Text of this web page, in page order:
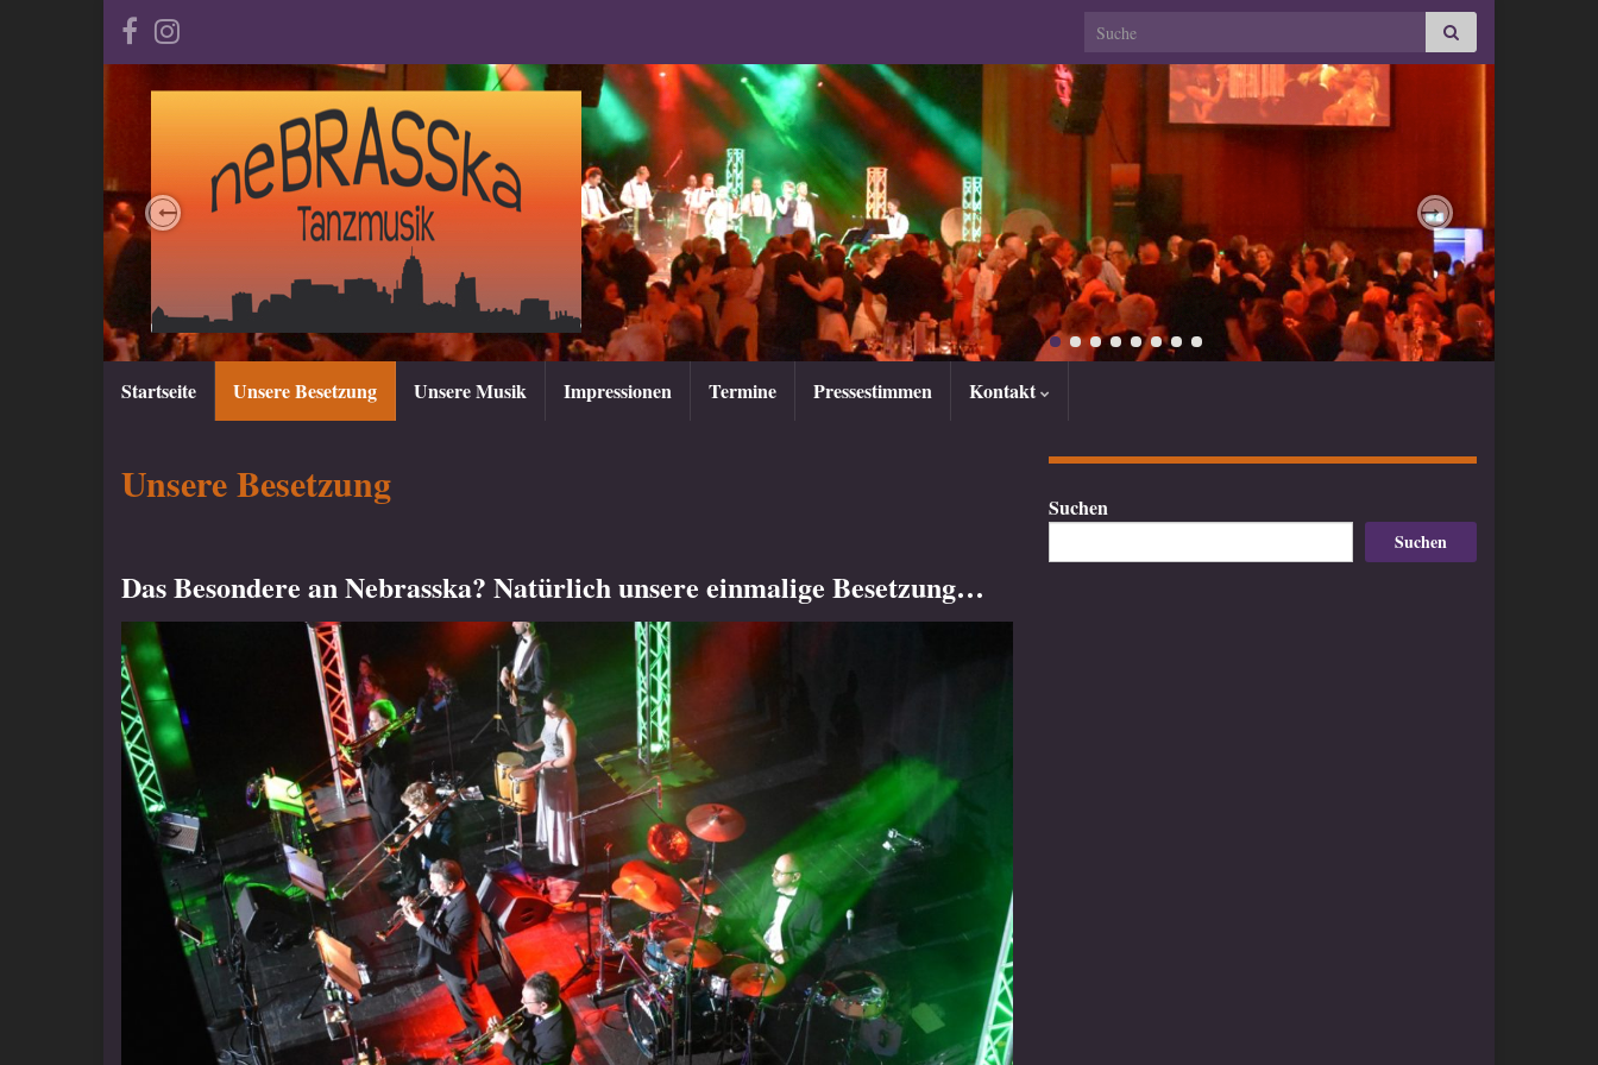
Search for:
Next
Startseite Unsere Besetzung Unsere Musik Impressionen Termine Pressestimmen Kontakt
Unsere Besetzung
Das Besondere an Nebrasska? Natürlich unsere einmalige Besetzung…
Suchen
Suchen